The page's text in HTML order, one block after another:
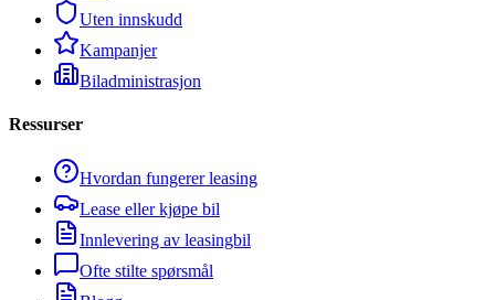
Uten innskudd
Kampanjer
Biladministrasjon
Ressurser
Hvordan fungerer leasing
Lease eller kjøpe bil
Innlevering av leasingbil
Ofte stilte spørsmål